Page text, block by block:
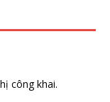
công khai.